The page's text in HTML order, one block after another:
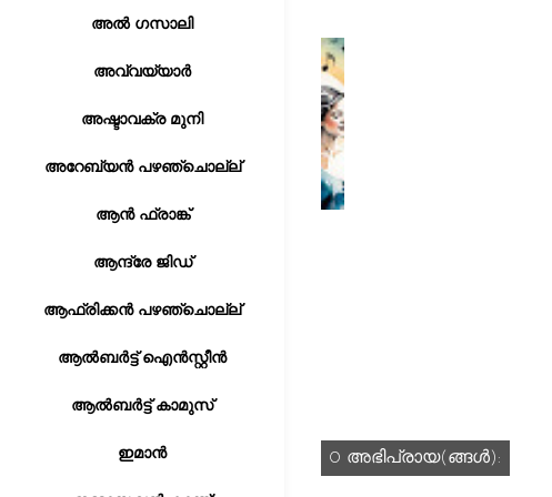
അൽ ഗസാലി
അവ്വയ്യാർ
അഷ്ടാവക്ര മുനി
അറേബ്യൻ പഴഞ്ചൊല്ല്
ആൻ ഫ്രാങ്ക്
ആന്ദ്രേ ജിഡ്
ആഫ്രിക്കൻ പഴഞ്ചൊല്ല്
ആൽബർട്ട് ഐൻസ്റ്റീൻ
ആൽബർട്ട് കാമുസ്
ഇമാൻ 0 അഭിപ്രായ(ങ്ങള്‍):